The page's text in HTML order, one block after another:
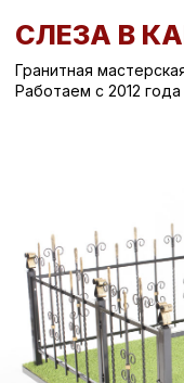
СЛЕЗА В КАМНЕ
Работаем с 2012 года
Вернуться назад /
Рассчитайте стоимость